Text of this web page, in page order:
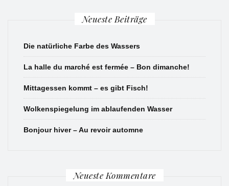
Neueste Beiträge
Die natürliche Farbe des Wassers
La halle du marché est fermée – Bon dimanche!
Mittagessen kommt – es gibt Fisch!
Wolkenspiegelung im ablaufenden Wasser
Bonjour hiver – Au revoir automne
Neueste Kommentare